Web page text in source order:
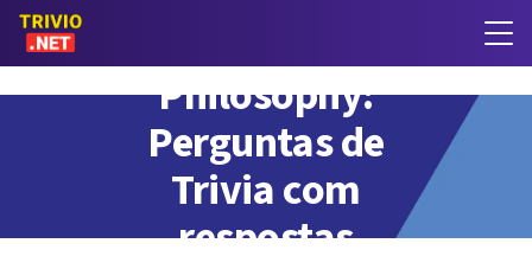
Philosophy:
Perguntas de
Trivia com
respostas